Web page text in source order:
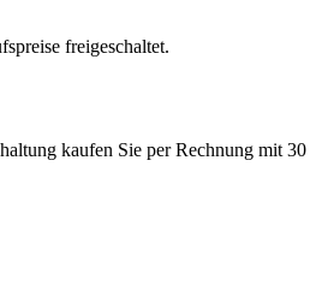
freigeschaltet.
kaufen Sie per Rechnung mit 30